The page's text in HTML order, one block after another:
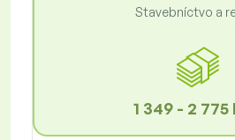
Stavebníctvo a
1 349 - 2 775